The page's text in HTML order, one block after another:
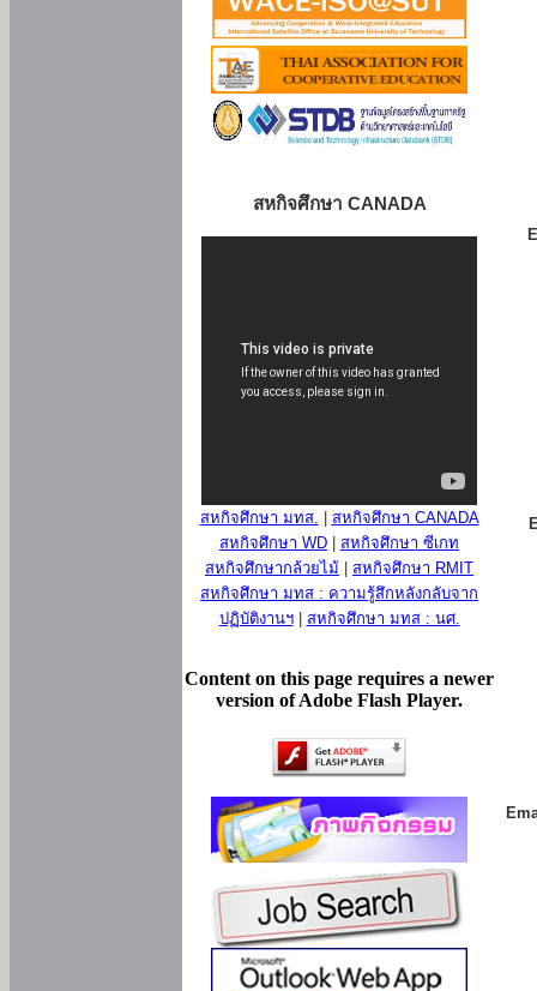
สหกิจศึกษา CANADA
สหกิจศึกษา มทส.
สหกิจศึกษา CANADA
สหกิจศึกษา WD
สหกิจศึกษา ซีเกท
สหกิจศึกษากล้วยไม้
สหกิจศึกษา RMIT
สหกิจศึกษา มทส : ความรู้สึกหลังกลับจาก
ปฏิบัติงานฯ| สหกิจศึกษา มทส : นศ.
Content on this page requires a newer
version of Adobe Flash Player.